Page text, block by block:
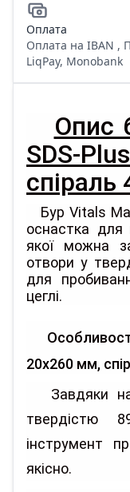
Оплата
Оплата на IBAN ,
LiqPay, Monobank
Опис
SDS-
спіраль
Бур Vitals
оснастка
якої можна
отвори у
для
цеглі.
20х260 мм,
Завдяки
твердістю
інструмент
якісно.